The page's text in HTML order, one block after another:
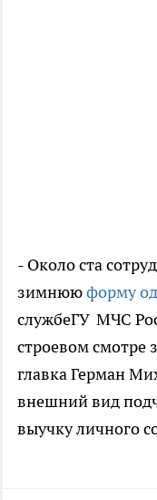
- Около ста
зимнююформу
службеГУ МЧС
строевом смотре
главка Герман
внешний вид
выучку личного